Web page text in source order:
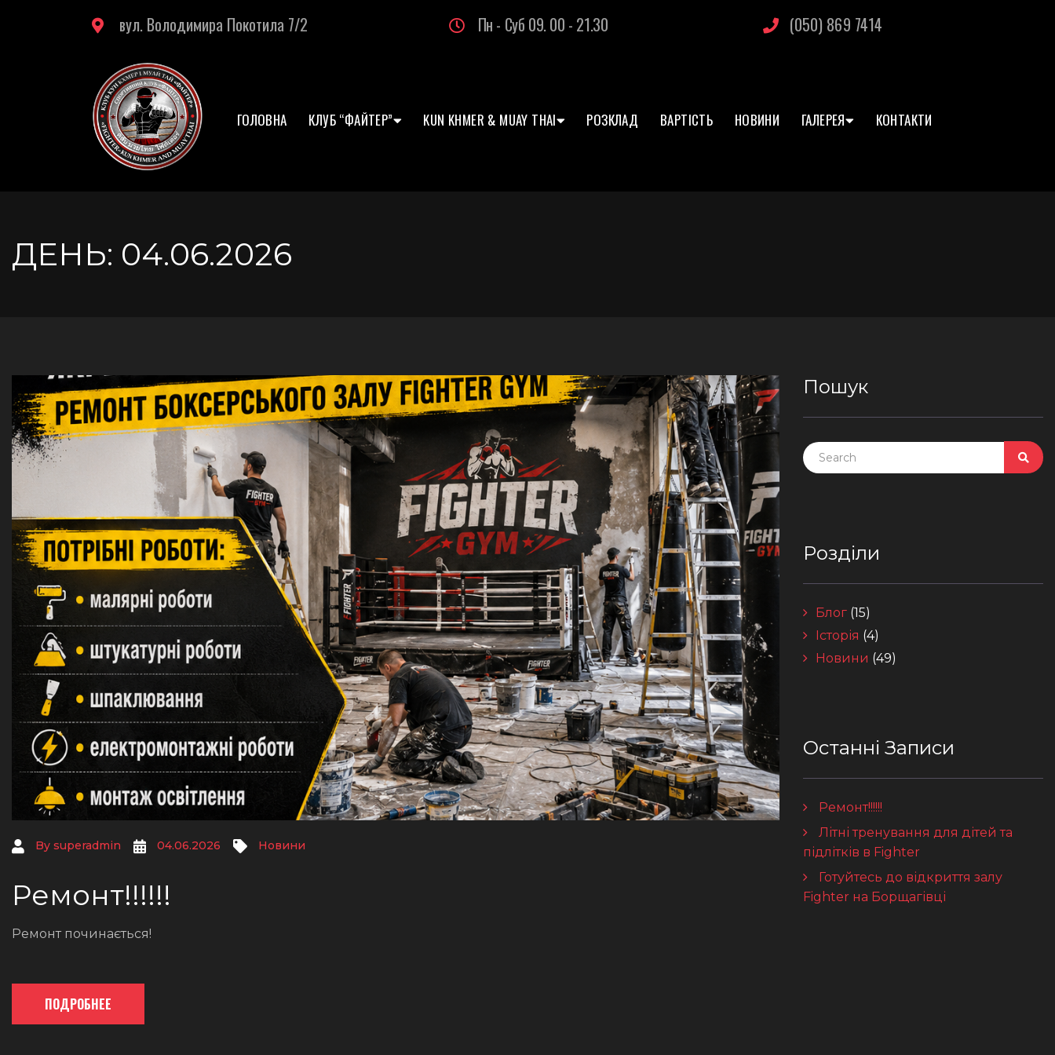
вул. Володимира Покотила 7/2 Пн - Суб 09. 00 - 21.30 (050) 869 7414
ГОЛОВНА КЛУБ “ФАЙТЕР” KUN KHMER & MUAY THAI РОЗКЛАД ВАРТІСТЬ НОВИНИ ГАЛЕРЕЯ КОНТАКТИ
ДЕНЬ: 04.06.2026
By superadmin 04.06.2026 Новини
Ремонт!!!!!!
Ремонт починається!
Пошук
Розділи
Блог (15)
Історія (4)
Новини (49)
Останні Записи
Ремонт!!!!!!
Літні тренування для дітей та
підлітків в Fighter
Готуйтесь до відкриття залу
Fighter на Борщагівці